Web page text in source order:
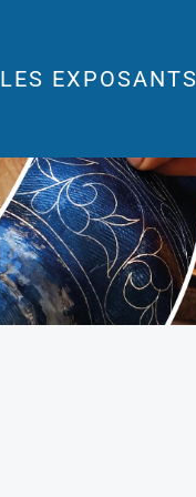
LES EXPOSANTS